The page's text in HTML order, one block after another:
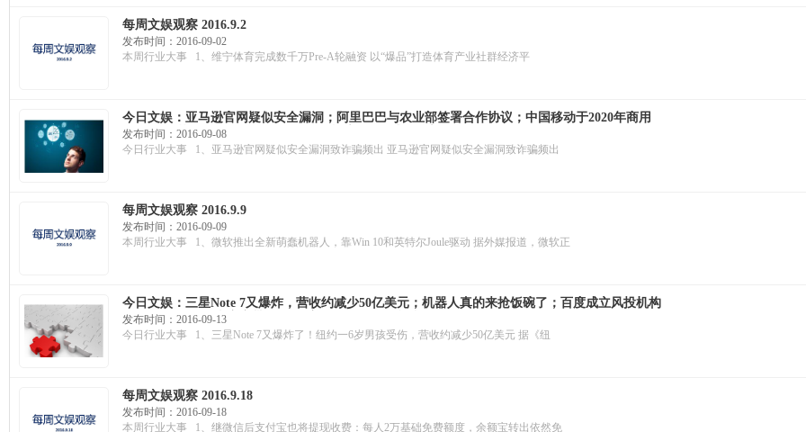
每周文娱观察 2016.9.2
发布时间：2016-09-02
本周行业大事 1、维宁体育完成数千万Pre-A轮融资 以“爆品”打造体育产业社群经济平
今日文娱：亚马逊官网疑似安全漏洞；阿里巴巴与农业部签署合作协议；中国移动于2020年商用
5G网络；苹果发布会如期而至；一骑当千股份正式挂牌新三板
发布时间：2016-09-08
今日行业大事 1、亚马逊官网疑似安全漏洞致诈骗频出 亚马逊官网疑似安全漏洞致诈骗频出
每周文娱观察 2016.9.9
发布时间：2016-09-09
本周行业大事 1、微软推出全新萌蠢机器人，靠Win 10和英特尔Joule驱动 据外媒报道，微软正
今日文娱：三星Note 7又爆炸，营收约减少50亿美元；机器人真的来抢饭碗了；百度成立风投机构
Baidu Venture，李彦宏带队，2亿美元砸向人工智能和VR/AR
发布时间：2016-09-13
今日行业大事 1、三星Note 7又爆炸了！纽约一6岁男孩受伤，营收约减少50亿美元 据《纽
每周文娱观察 2016.9.18
发布时间：2016-09-18
本周行业大事 1、继微信后支付宝也将提现收费：每人2万基础免费额度，余额宝转出依然免